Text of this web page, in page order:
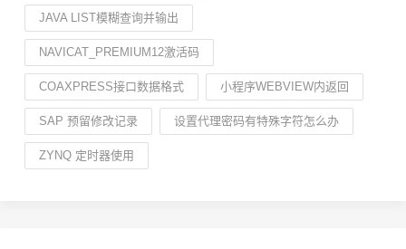
JAVA LIST模糊查询并输出
NAVICAT_PREMIUM12激活码
COAXPRESS接口数据格式 小程序WEBVIEW内返回
SAP 预留修改记录 设置代理密码有特殊字符怎么办
ZYNQ 定时器使用